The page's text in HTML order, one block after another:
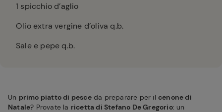
1 spicchio d’aglio
Olio extra vergine d’oliva q.b.
Sale e pepe q.b.
Un primo piatto di pesceda preparare per ilcenone di
Natale? Provate la ricetta di Stefano De Gregorio: un